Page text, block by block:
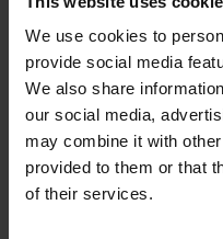
We use cookies to
provide social media
We also share
our social media,
may combine it with
provided to them or that
of their services.
ÖPPET 2026:
2.5 – 20.9 dagligen kl.
+358 18 25412
Visit website
Externa länkar
Sandmovägen 111,
Julia Nyman